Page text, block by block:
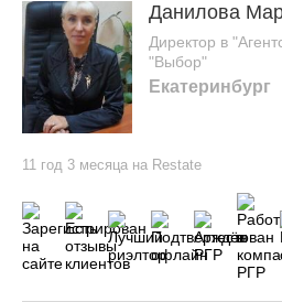
Данилова
Директор в
"Выбор"
Екатеринбург
11 год 3 месяца на Restate